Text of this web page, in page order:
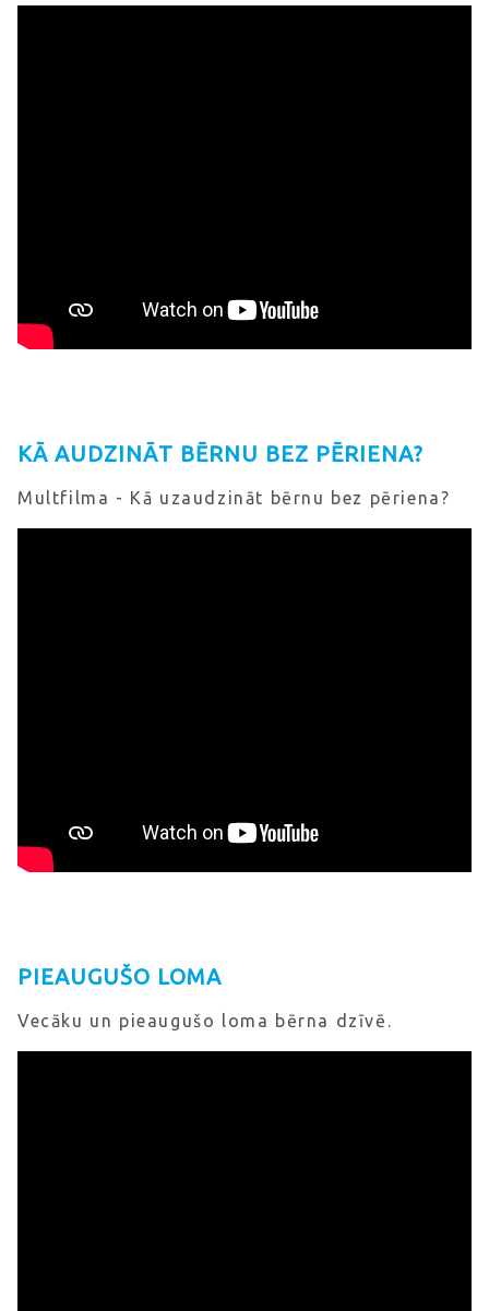
KĀ AUDZINĀT BĒRNU BEZ PĒRIENA?
Multfilma - Kā uzaudzināt bērnu bez pēriena?
PIEAUGUŠO LOMA
Vecāku un pieaugušo loma bērna dzīvē.